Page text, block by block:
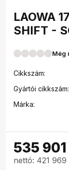
LAOWA
SHIFT -
Még
Cikkszám:
Gyártói cikkszám:
Márka:
535 901
nettó: 421 969